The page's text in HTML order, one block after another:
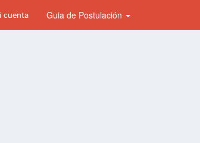
cuenta Guia de Postulación